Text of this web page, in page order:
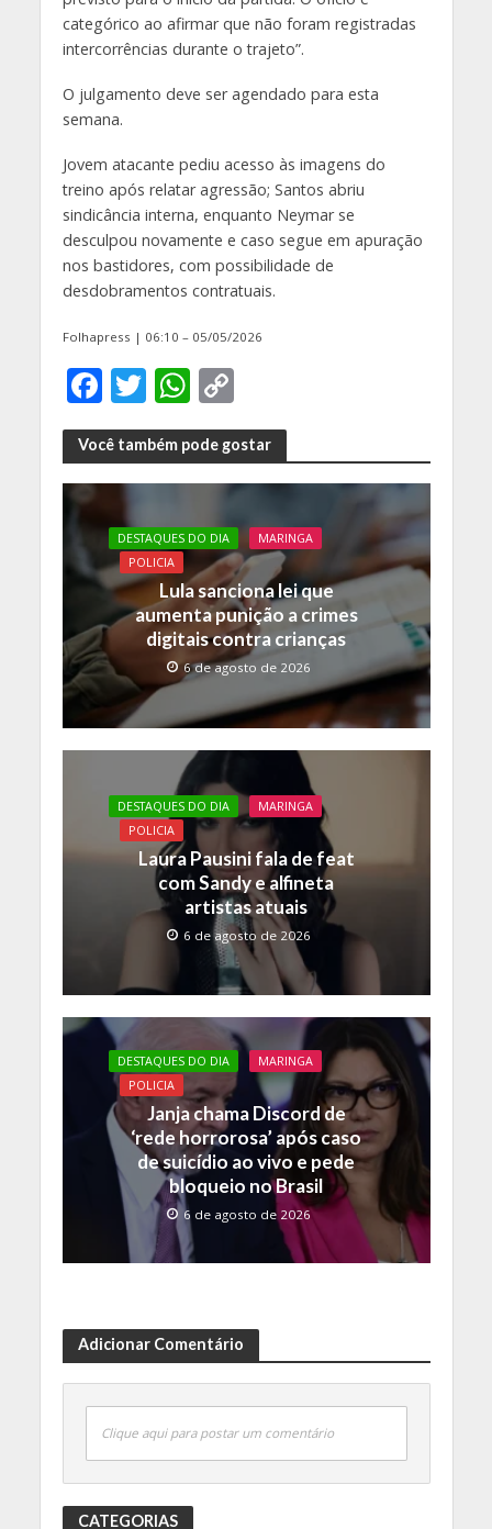
categórico ao afirmar que não foram registradas
intercorrências durante o trajeto”.
O julgamento deve ser agendado para esta
semana.
Jovem atacante pediu acesso às imagens do
treino após relatar agressão; Santos abriu
sindicância interna, enquanto Neymar se
desculpou novamente e caso segue em apuração
nos bastidores, com possibilidade de
desdobramentos contratuais.
Folhapress | 06:10 – 05/05/2026
F
ac
e
b
o
o
k
T
w
itt
er
W
h
at
s
A
p
p
C
o
p
y
Li
n
k
Você também pode gostar
DESTAQUES DO DIA
MARINGA
POLICIA
Lula sanciona lei que
aumenta punição a crimes
digitais contra crianças
6 de agosto de 2026
DESTAQUES DO DIA
MARINGA
POLICIA
Laura Pausini fala de feat
com Sandy e alfineta
artistas atuais
6 de agosto de 2026
DESTAQUES DO DIA
MARINGA
POLICIA
Janja chama Discord de
‘rede horrorosa’ após caso
de suicídio ao vivo e pede
bloqueio no Brasil
6 de agosto de 2026
Adicionar Comentário
Clique aqui para postar um comentário
CATEGORIAS